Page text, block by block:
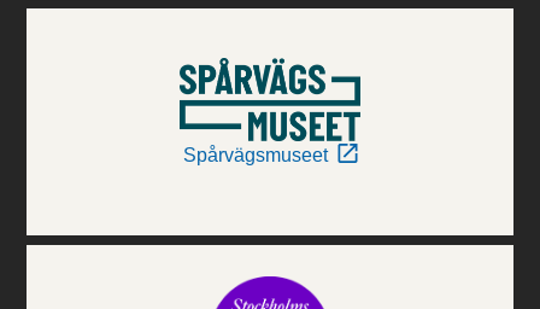
Spårvägsmuseet